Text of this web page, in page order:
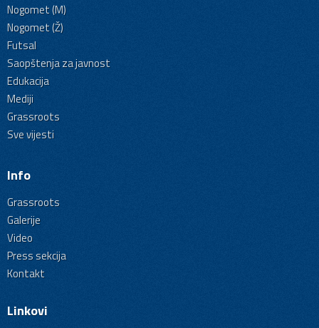
Nogomet (M)
Nogomet (Ž)
Futsal
Saopštenja za javnost
Edukacija
Mediji
Grassroots
Sve vijesti
Info
Grassroots
Galerije
Video
Press sekcija
Kontakt
Linkovi